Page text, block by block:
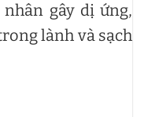
gây dị ứng,
lành và sạch